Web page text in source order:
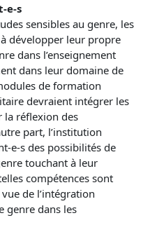
e-s
sensibles au genre, les
développer leur propre
dans l’enseignement
dans leur domaine de
de formation
devraient intégrer les
la réflexion des
part, l’institution
e-s des possibilités de
touchant à leur
compétences sont
de l’intégration
genre dans les